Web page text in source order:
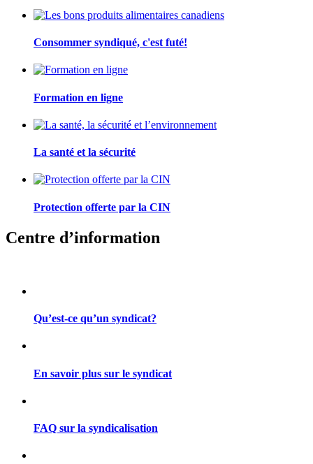
Consommer syndiqué, c'est futé!
Formation en ligne
La santé et la sécurité
Protection offerte par la CIN
Centre d’information
Qu’est-ce qu’un syndicat?
En savoir plus sur le syndicat
FAQ sur la syndicalisation